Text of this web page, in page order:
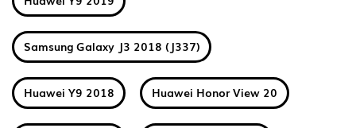
Samsung Galaxy J3 2018 (J337)
Huawei Y9 2018 Huawei Honor View 20